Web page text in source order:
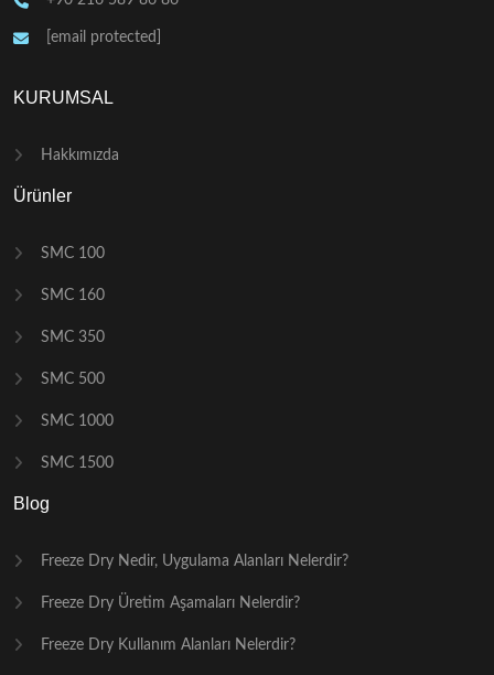
[email protected]
KURUMSAL
Hakkımızda
Ürünler
SMC 100
SMC 160
SMC 350
SMC 500
SMC 1000
SMC 1500
Blog
Freeze Dry Nedir, Uygulama Alanları Nelerdir?
Freeze Dry Üretim Aşamaları Nelerdir?
Freeze Dry Kullanım Alanları Nelerdir?